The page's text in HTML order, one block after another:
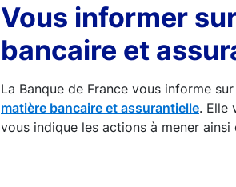
Vous informer
bancaire et
La Banque de France vous informe sur
matière bancaire et assurantielle. Elle
vous indique les actions à mener